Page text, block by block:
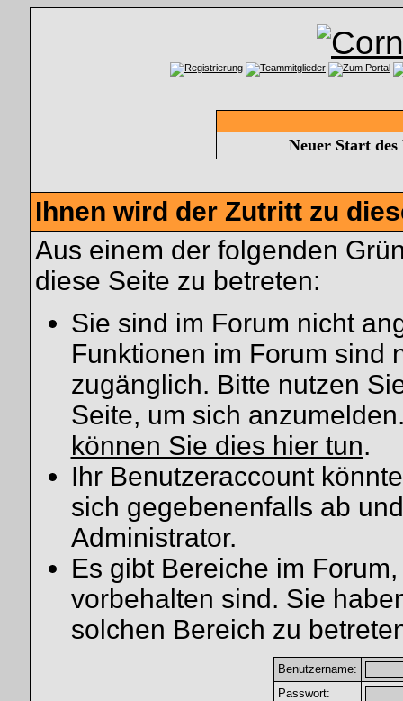
Neuer Start
Ihnen wird der Zutritt zu
Aus einem der folgenden
diese Seite zu betreten:
Sie sind im Forum nicht
Funktionen im Forum sind
zugänglich. Bitte nutzen
Seite, um sich
können Sie dies hier tun.
Ihr Benutzeraccount
sich gegebenenfalls ab
Administrator.
Es gibt Bereiche im
vorbehalten sind. Sie
solchen Bereich zu
Benutzername:
Passwort: